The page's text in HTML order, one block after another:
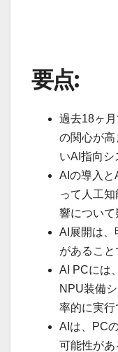
要点:
過去18ヶ
の関心が高
いAI指向シ
AIの導入と
って人工
響について
AI展開は、
があるこ
AI PCには
NPU装備
率的に実行
AIは、PC
可能性があ